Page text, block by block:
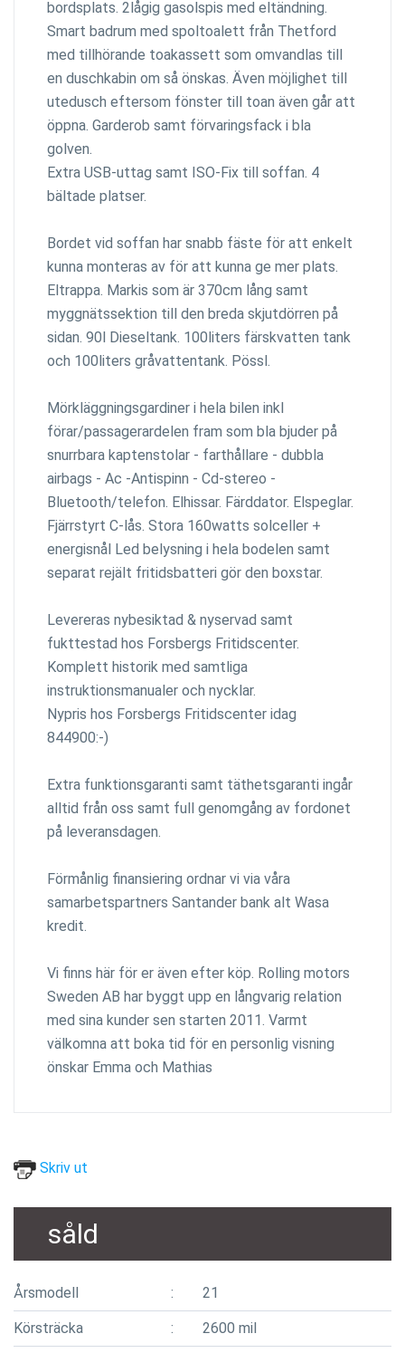
bordsplats. 2lågig gasolspis med eltändning.
Smart badrum med spoltoalett från Thetford
med tillhörande toakassett som omvandlas till
en duschkabin om så önskas. Även möjlighet till
utedusch eftersom fönster till toan även går att
öppna. Garderob samt förvaringsfack i bla
golven.
Extra USB-uttag samt ISO-Fix till soffan. 4
bältade platser.
Bordet vid soffan har snabb fäste för att enkelt
kunna monteras av för att kunna ge mer plats.
Eltrappa. Markis som är 370cm lång samt
myggnätssektion till den breda skjutdörren på
sidan. 90l Dieseltank. 100liters färskvatten tank
och 100liters gråvattentank. Pössl.
Mörkläggningsgardiner i hela bilen inkl
förar/passagerardelen fram som bla bjuder på
snurrbara kaptenstolar - farthållare - dubbla
airbags - Ac -Antispinn - Cd-stereo -
Bluetooth/telefon. Elhissar. Färddator. Elspeglar.
Fjärrstyrt C-lås. Stora 160watts solceller +
energisnål Led belysning i hela bodelen samt
separat rejält fritidsbatteri gör den boxstar.
Levereras nybesiktad & nyservad samt
fukttestad hos Forsbergs Fritidscenter.
Komplett historik med samtliga
instruktionsmanualer och nycklar.
Nypris hos Forsbergs Fritidscenter idag
844900:-)
Extra funktionsgaranti samt täthetsgaranti ingår
alltid från oss samt full genomgång av fordonet
på leveransdagen.
Förmånlig finansiering ordnar vi via våra
samarbetspartners Santander bank alt Wasa
kredit.
Vi finns här för er även efter köp. Rolling motors
Sweden AB har byggt upp en långvarig relation
med sina kunder sen starten 2011. Varmt
välkomna att boka tid för en personlig visning
önskar Emma och Mathias
Skriv ut
såld
Årsmodell 21
Körsträcka 2600 mil